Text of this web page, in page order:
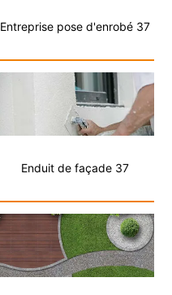
Entreprise pose d'enrobé 37
Enduit de façade 37